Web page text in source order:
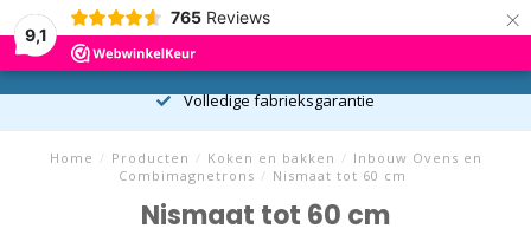
9,1
765 Reviews ×
MENU
0
De allernieuwste producten
Home / Producten / Koken en bakken / Inbouw Ovens en
Combimagnetrons / Nismaat tot 60 cm
Nismaat tot 60 cm